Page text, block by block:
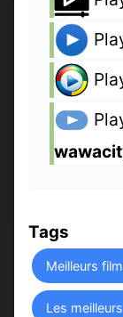
Tags
Meilleurs
Les